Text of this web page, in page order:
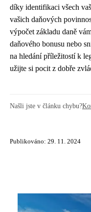
díky identifikaci všech
vašich daňových
výpočet základu daně
daňového bonusu nebo
na hledání příležitostí k
užijte si pocit z dobře
Našli jste v článku chybu?
Publikováno: 29. 11. 2024